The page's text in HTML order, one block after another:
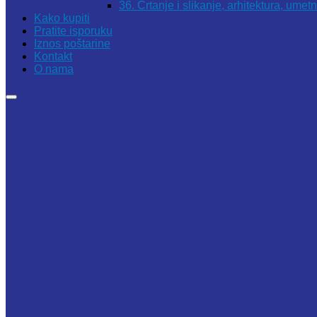
36. Crtanje i slikanje, arhitektura,
Kako kupiti
Pratite isporuku
Iznos poštarine
Kontakt
O nama